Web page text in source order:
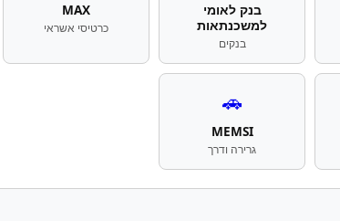
בנק לאומי
למשכנתאות
בנקים
MAX
כרטיסי אשראי
🚗
MEMSI
גרירה ודרך